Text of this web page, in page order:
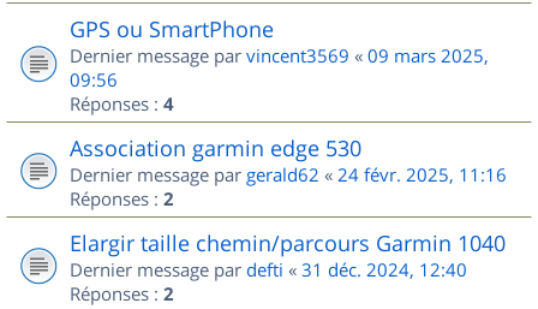
GPS ou SmartPhone
Dernier message par vincent3569 « 09 mars 2025,
09:56
Réponses : 4
Association garmin edge 530
Dernier message par gerald62 « 24 févr. 2025, 11:16
Réponses : 2
Elargir taille chemin/parcours Garmin 1040
Dernier message par defti « 31 déc. 2024, 12:40
Réponses : 2